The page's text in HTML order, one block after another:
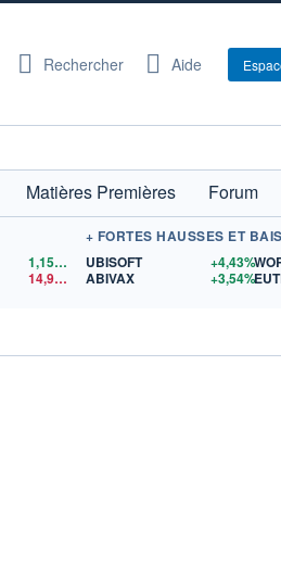
Rechercher Aide
Matières Premières
Forum
1,1559
$US
14,90$US
+ FORTES HAUSSES ET
UBISOFT
+4,43%
ABIVAX
+3,54%